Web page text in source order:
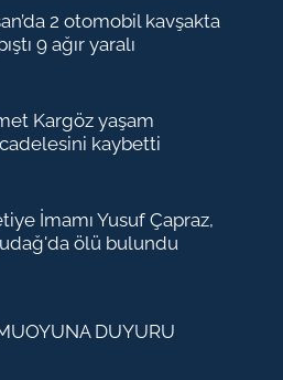
2 otomobil kavşakta
9 ağır yaralı
Kargöz yaşam
kaybetti
İmamı Yusuf Çapraz,
ölü bulundu
DUYURU